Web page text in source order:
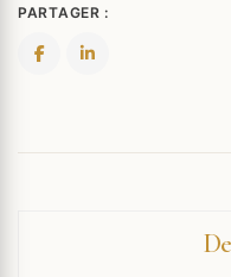
PARTAGER :